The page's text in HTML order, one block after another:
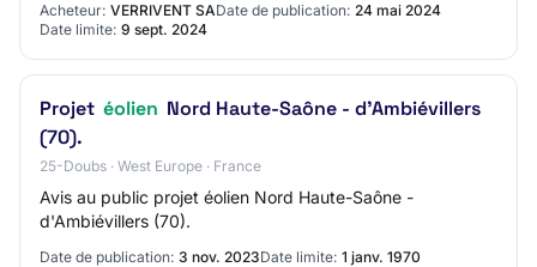
Acheteur: VERRIVENT SADate de publication: 24 mai 2024
Date limite: 9 sept. 2024
Projet éolien Nord Haute-Saône - d'Ambiévillers
(70).
25-Doubs · West Europe · France
Avis au public projet éolien Nord Haute-Saône -
d'Ambiévillers (70).
Date de publication: 3 nov. 2023Date limite: 1 janv. 1970